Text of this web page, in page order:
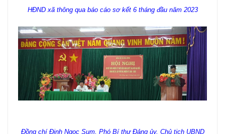
HĐND xã thông qua báo cáo sơ kết 6 tháng đầu năm 2023
Đồng chí Đinh Ngọc Sum, Phó Bí thư Đảng ủy, Chủ tịch UBND